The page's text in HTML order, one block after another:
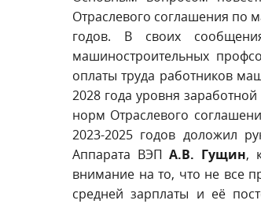
Отраслевого соглашения по
годов. В своих
машиностроительных
оплаты труда работников
2028 года уровня
норм Отраслевого
2023-2025 годов доложил
Аппарата ВЭПА.В. Гущин,
внимание на то, что не все
средней зарплаты и её